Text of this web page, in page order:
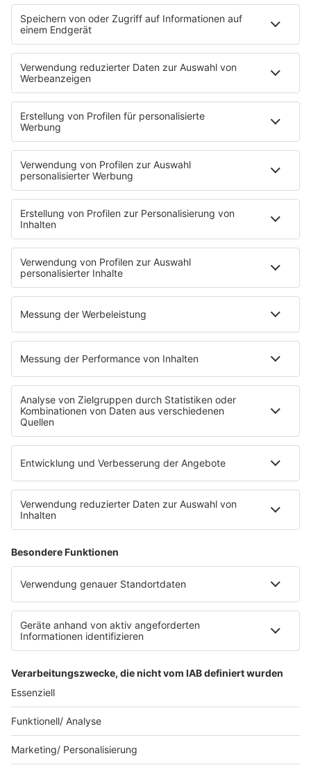
Wetter
Verkehr
PODCASTS
Zufall: Wenn ein Moment alles verändert
Küsten-Köppe mit Frank Bremser
Blaulicht. Der Helfer-Podcast
Neues von der Märchenküste
Störche-Schnack. Der Holstein Kiel-Podcast
Politik verstehen... Der R.SH-Podcast mit Carsten Kock!
Jahrhundertgeschichten
Die R.SH Gemeindesongs
Der R.SH Telefonschreck
Familienfuchs: Der Erziehungspodcast
Schlank und Gesund mit Patric Heizmann
Brave & One: Der Beziehungs-Podcast
ShoreTime: Der Küstenschnack
Der Barbara Schöneberger-Podcast: Mit den Waffeln
einer Frau
MEIN R.SH
Empfang
R.SH-Shop
Werbung buchen
Häufige Fragen
INFORMATION
Datenschutz
Datenschutzeinstellungen
Clubbedingungen
Teilnahmebedingungen
R.SH auf radioplayer.de
Stromvergleich
© 2023 R.SH - Radio Schleswig-Holstein - eine Marke der
REGIOCAST GmbH & Co. KG